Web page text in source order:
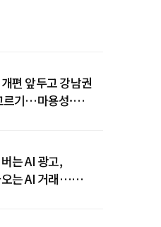
편 앞두고 강남권
르기…마용성·
는 AI 광고,
는 AI 거래…